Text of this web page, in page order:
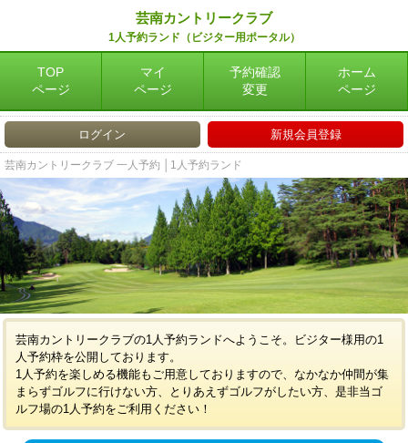
芸南カントリークラブ
1人予約ランド（ビジター用ポータル）
TOP
ページ
マイ
ページ
予約確認
変更
ホーム
ページ
ログイン 新規会員登録
芸南カントリークラブ 一人予約 │1人予約ランド
芸南カントリークラブの1人予約ランドへようこそ。ビジター様用の1
人予約枠を公開しております。
1人予約を楽しめる機能もご用意しておりますので、なかなか仲間が集
まらずゴルフに行けない方、とりあえずゴルフがしたい方、是非当ゴ
ルフ場の1人予約をご利用ください！